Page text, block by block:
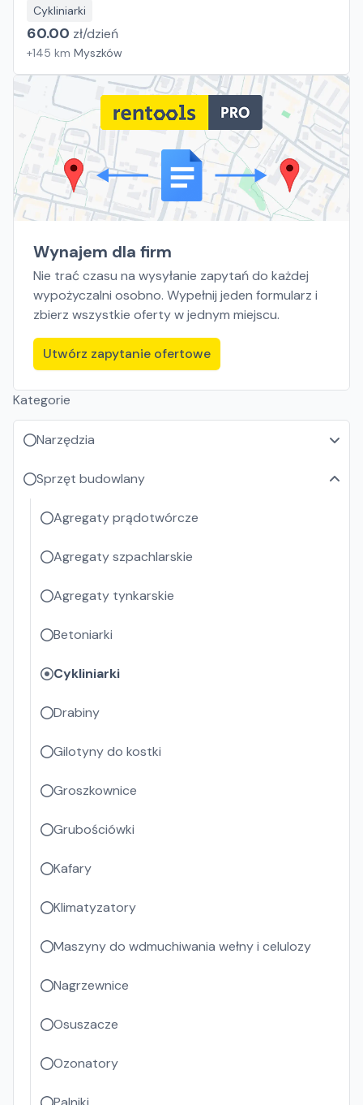
Cykliniarki
60.00 zł/dzień
+145 km Myszków
Wynajem dla firm
Nie trać czasu na wysyłanie zapytań do każdej
wypożyczalni osobno. Wypełnij jeden formularz i
zbierz wszystkie oferty w jednym miejscu.
Utwórz zapytanie ofertowe
Kategorie
Narzędzia
Sprzęt budowlany
Agregaty prądotwórcze
Agregaty szpachlarskie
Agregaty tynkarskie
Betoniarki
Cykliniarki
Drabiny
Gilotyny do kostki
Groszkownice
Grubościówki
Kafary
Klimatyzatory
Maszyny do wdmuchiwania wełny i celulozy
Nagrzewnice
Osuszacze
Ozonatory